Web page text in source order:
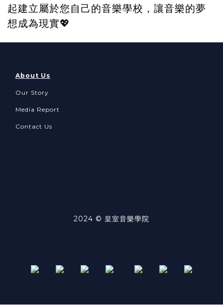
起建立屬於您自己的音樂學校，讓音樂的夢
想成為現實💖
About Us
Our Story
Media Report
Contact Us
2024 © 皇室音樂學院